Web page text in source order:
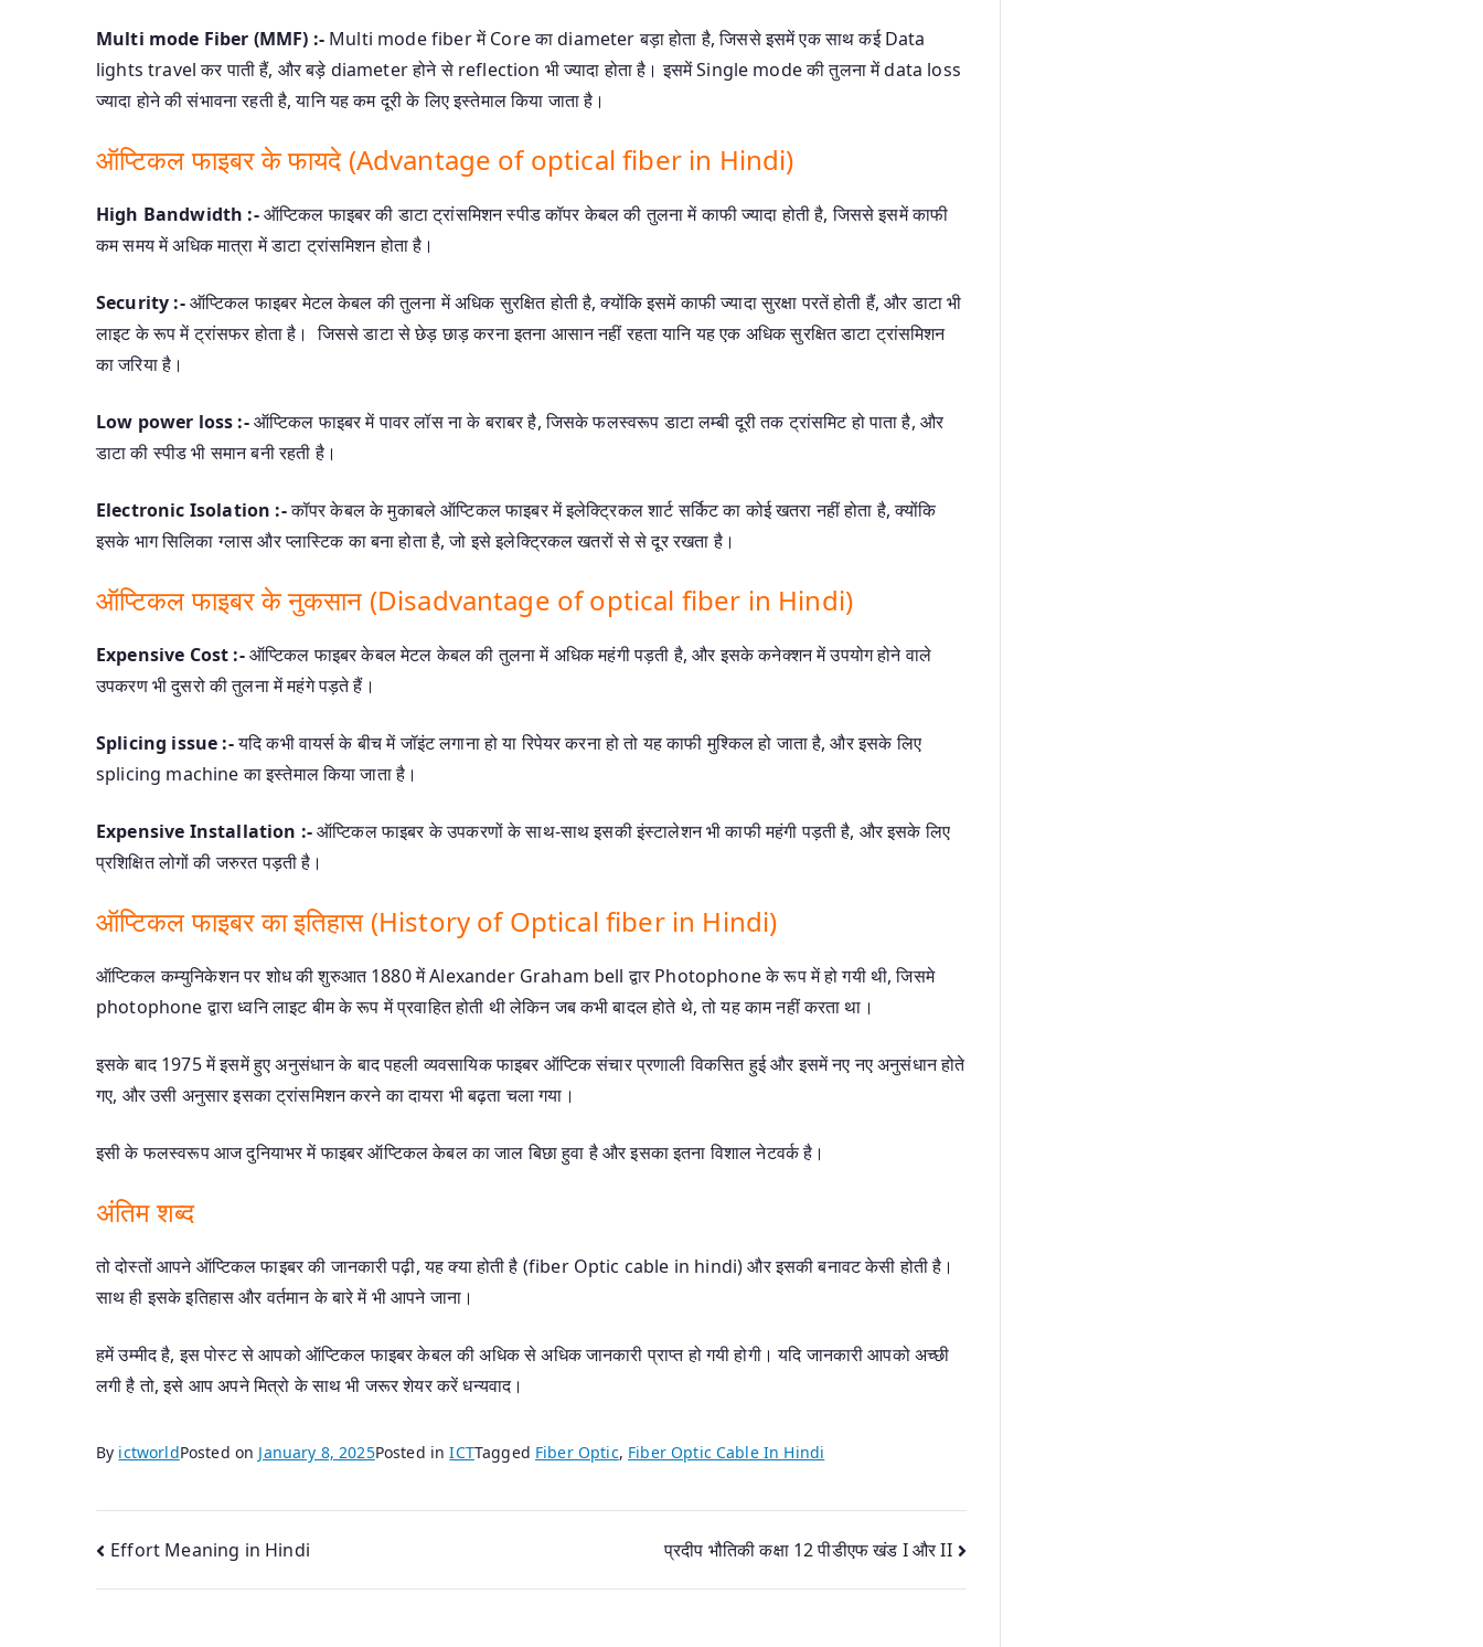
Multi mode Fiber (MMF) :- Multi mode fiber में Core का diameter बड़ा होता है, जिससे इसमें एक साथ कई Data
lights travel कर पाती हैं, और बड़े diameter होने से reflection भी ज्यादा होता है। इसमें Single mode की तुलना में data loss
ज्यादा होने की संभावना रहती है, यानि यह कम दूरी के लिए इस्तेमाल किया जाता है।
ऑप्टिकल फाइबर के फायदे (Advantage of optical fiber in Hindi)
High Bandwidth :-ऑप्टिकल फाइबर की डाटा ट्रांसमिशन स्पीड कॉपर केबल की तुलना में काफी ज्यादा होती है, जिससे इसमें काफी
कम समय में अधिक मात्रा में डाटा ट्रांसमिशन होता है।
Security :-ऑप्टिकल फाइबर मेटल केबल की तुलना में अधिक सुरक्षित होती है, क्योंकि इसमें काफी ज्यादा सुरक्षा परतें होती हैं, और डाटा भी
लाइट के रूप में ट्रांसफर होता है। जिससे डाटा से छेड़ छाड़ करना इतना आसान नहीं रहता यानि यह एक अधिक सुरक्षित डाटा ट्रांसमिशन
का जरिया है।
Low power loss :-ऑप्टिकल फाइबर में पावर लॉस ना के बराबर है, जिसके फलस्वरूप डाटा लम्बी दूरी तक ट्रांसमिट हो पाता है, और
डाटा की स्पीड भी समान बनी रहती है।
Electronic Isolation :-कॉपर केबल के मुकाबले ऑप्टिकल फाइबर में इलेक्ट्रिकल शार्ट सर्किट का कोई खतरा नहीं होता है, क्योंकि
इसके भाग सिलिका ग्लास और प्लास्टिक का बना होता है, जो इसे इलेक्ट्रिकल खतरों से से दूर रखता है।
ऑप्टिकल फाइबर के नुकसान (Disadvantage of optical fiber in Hindi)
Expensive Cost :-ऑप्टिकल फाइबर केबल मेटल केबल की तुलना में अधिक महंगी पड़ती है, और इसके कनेक्शन में उपयोग होने वाले
उपकरण भी दुसरो की तुलना में महंगे पड़ते हैं।
Splicing issue :-यदि कभी वायर्स के बीच में जॉइंट लगाना हो या रिपेयर करना हो तो यह काफी मुश्किल हो जाता है, और इसके लिए
splicing machine का इस्तेमाल किया जाता है।
Expensive Installation :-ऑप्टिकल फाइबर के उपकरणों के साथ-साथ इसकी इंस्टालेशन भी काफी महंगी पड़ती है, और इसके लिए
प्रशिक्षित लोगों की जरुरत पड़ती है।
ऑप्टिकल फाइबर का इतिहास (History of Optical fiber in Hindi)
ऑप्टिकल कम्युनिकेशन पर शोध की शुरुआत 1880 में Alexander Graham bell द्वार Photophone के रूप में हो गयी थी, जिसमे
photophone द्वारा ध्वनि लाइट बीम के रूप में प्रवाहित होती थी लेकिन जब कभी बादल होते थे, तो यह काम नहीं करता था।
इसके बाद 1975 में इसमें हुए अनुसंधान के बाद पहली व्यवसायिक फाइबर ऑप्टिक संचार प्रणाली विकसित हुई और इसमें नए नए अनुसंधान होते
गए, और उसी अनुसार इसका ट्रांसमिशन करने का दायरा भी बढ़ता चला गया।
इसी के फलस्वरूप आज दुनियाभर में फाइबर ऑप्टिकल केबल का जाल बिछा हुवा है और इसका इतना विशाल नेटवर्क है।
अंतिम शब्द
तो दोस्तों आपने ऑप्टिकल फाइबर की जानकारी पढ़ी, यह क्या होती है (fiber Optic cable in hindi) और इसकी बनावट केसी होती है।
साथ ही इसके इतिहास और वर्तमान के बारे में भी आपने जाना।
हमें उम्मीद है, इस पोस्ट से आपको ऑप्टिकल फाइबर केबल की अधिक से अधिक जानकारी प्राप्त हो गयी होगी। यदि जानकारी आपको अच्छी
लगी है तो, इसे आप अपने मित्रो के साथ भी जरूर शेयर करें धन्यवाद।
By ictworldPosted on January 8, 2025Posted inICTTagged Fiber Optic, Fiber Optic Cable In Hindi
Post
navigation
Effort Meaning in Hindi प्रदीप भौतिकी कक्षा 12 पीडीएफ खंड I और II